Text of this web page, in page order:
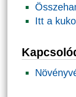
Itt a